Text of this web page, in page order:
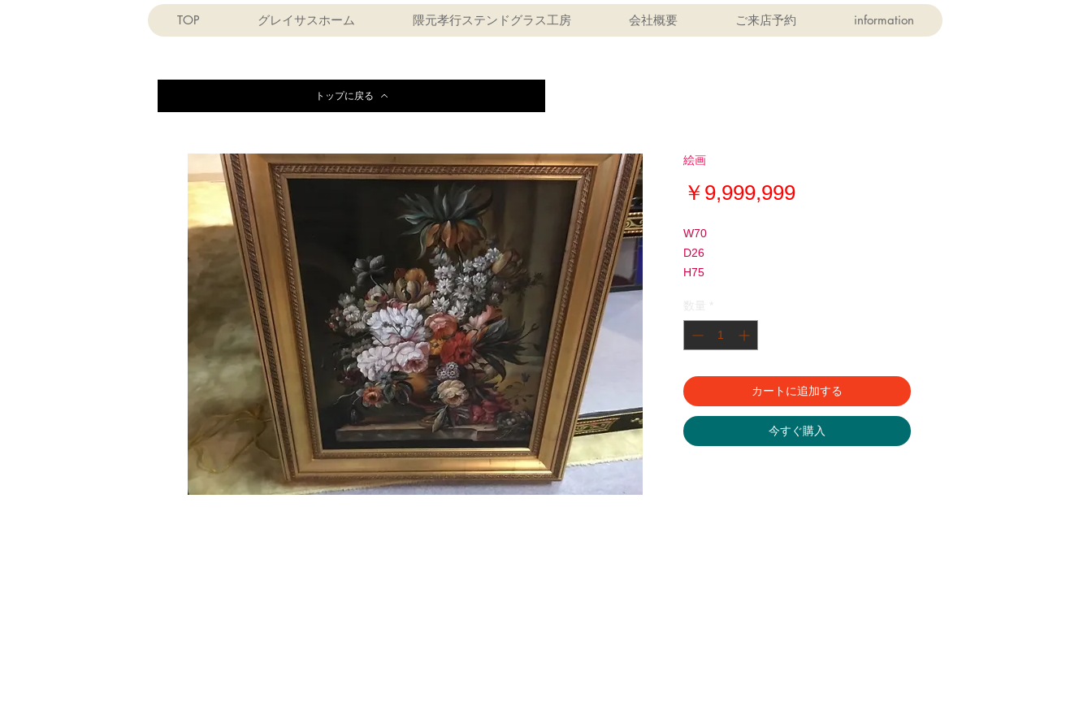
TOP グレイサスホーム 隈元孝行ステンドグラス工房 会社概要 ご来店予約 information
絵画
￥9,999,999価
W70
D26
H75
カートに追加する
今すぐ購入
トップに戻る